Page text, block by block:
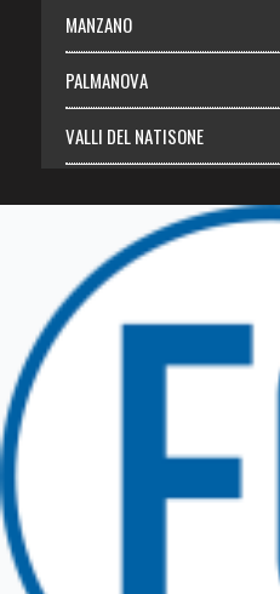
MANZANO
PALMANOVA
VALLI DEL NATISONE
TRICESIMO
TARCENTO
GEMONA DEL FRIULI